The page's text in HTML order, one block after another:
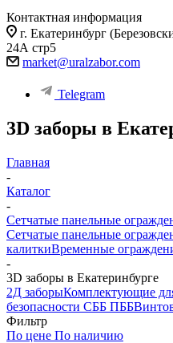
Контактная информация
г. Екатеринбург
24А стр5
market@uralzabor.com
Telegram
3D заборы в
Главная
-
Каталог
-
Сетчатые панельные
Сетчатые панельные
калиткиВременные
-
3D заборы в Екатеринбурге
2Д заборыКомплектующие
безопасности СББ ПББ
Фильтр
По цене По наличию